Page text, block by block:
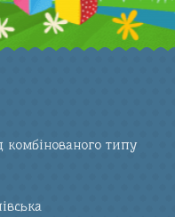
типу